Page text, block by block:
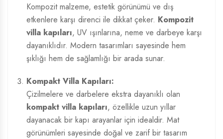
Kompozit malzeme, estetik görünümü ve dış
etkenlere karşı direnci ile dikkat çeker. Kompozit
villa kapıları, UV ışınlarına, neme ve darbeye karşı
dayanıklıdır. Modern tasarımları sayesinde hem
şıklığı hem de sağlamlığı bir arada sunar.
Kompakt Villa Kapıları:
Çizilmelere ve darbelere ekstra dayanıklı olan
kompakt villa kapıları, özellikle uzun yıllar
dayanacak bir kapı arayanlar için idealdir. Mat
görünümleri sayesinde doğal ve zarif bir tasarım